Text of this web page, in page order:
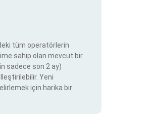
tüm operatörlerin
sahip olan mevcut bir
sadece son 2 ay)
Yeni
için harika bir